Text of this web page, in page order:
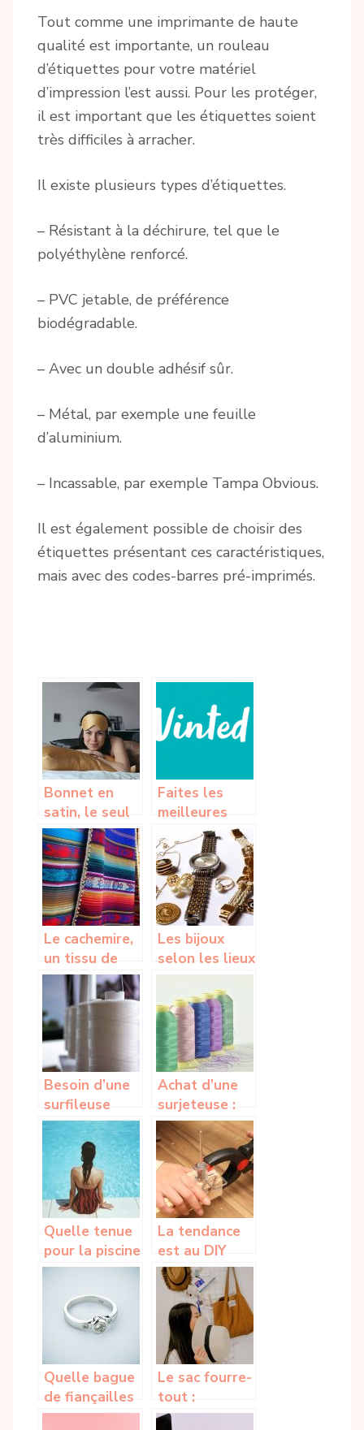
Tout comme une imprimante de haute
qualité est importante, un rouleau
d’étiquettes pour votre matériel
d’impression l’est aussi. Pour les protéger,
il est important que les étiquettes soient
très difficiles à arracher.
Il existe plusieurs types d’étiquettes.
– Résistant à la déchirure, tel que le
polyéthylène renforcé.
– PVC jetable, de préférence
biodégradable.
– Avec un double adhésif sûr.
– Métal, par exemple une feuille
d’aluminium.
– Incassable, par exemple Tampa Obvious.
Il est également possible de choisir des
étiquettes présentant ces caractéristiques,
mais avec des codes-barres pré-imprimés.
Bonnet en
satin, le seul
moyen naturel
pour epaissir
et allonger
votre
chevelure ?
Faites les
meilleures
affaires pour
les cadeaux
de Noel sur
Vinted
Le cachemire,
un tissu de
grande classe
: Origine et
avantages
Les bijoux
selon les lieux
et contexte,
suivez nos
conseils
Besoin d’une
surfileuse
pour les
finitions de
vos projets?
Achat d’une
surjeteuse :
Les éléments
de recherche
dont vous
avez besoin
Quelle tenue
pour la piscine
ou la mer?
La tendance
est au DIY
Quelle bague
de fiançailles
choisir ?
Le sac fourre-
tout :
comment faire